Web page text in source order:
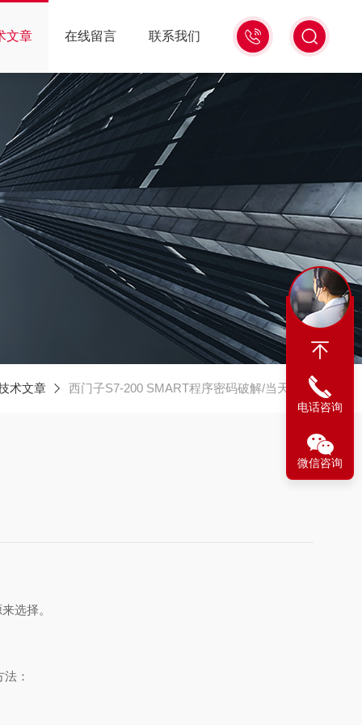
18516586104
微
文章 在线留言 联系我们
术文章 西门子S7-200 SMART程序密码破解/当天完成
选择。
：
电话咨询
微信咨询